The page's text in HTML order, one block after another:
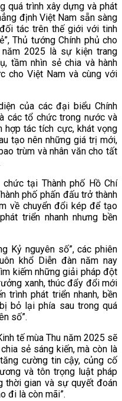
quá trình xây dựng và phát
định Việt Nam sẵn sàng
tác trên thế giới với tinh
Thủ tướng Chính phủ cho
2025 là sự kiện trang
tầm nhìn sẻ chia và hành
cho Việt Nam và cùng với
của các đại biểu Chính
các tổ chức trong nước và
hợp tác tích cực, khát vọng
tạo nên những giá trị mới,
trùm và nhân văn cho tất
tại Thành phố Hồ Chí
phố phấn đấu trở thành
về chuyển đổi kép để tạo
triển nhanh nhưng bền
Kỷ nguyên số”, các phiên
khổ Diễn đàn năm nay
kiếm những giải pháp đột
xanh, thúc đẩy đổi mới
trình phát triển nhanh, bền
bỏ lại phía sau trong quá
số”.
tế mùa Thu năm 2025 sẽ
sẻ sáng kiến, mà còn là
cường tin cậy, củng cố
và tôn trọng luật pháp
thời gian và sự quyết đoán
đi là còn mãi”.